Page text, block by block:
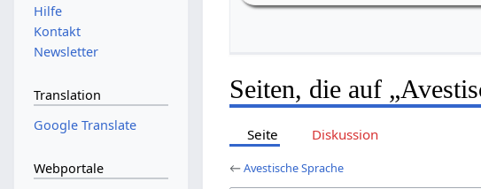
Seiten, die auf
Seite Diskussion
←Avestische Sprache
Hilfe
Kontakt
Newsletter
Translation
Google Translate
Webportale